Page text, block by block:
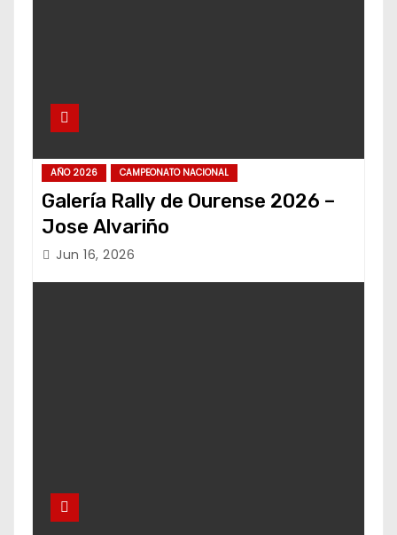
AÑO 2026 CAMPEONATO NACIONAL
Galería Rally de Ourense 2026 –
Jose Alvariño
Jun 16, 2026